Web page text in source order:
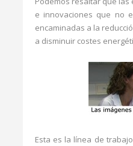
e innovaciones que no
encaminadas a la
a disminuir costes
Esta es la línea de